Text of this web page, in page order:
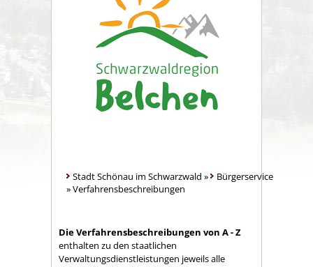
Stadt Schönau im Schwarzwald »
Bürgerservice
»Verfahrensbeschreibungen
Die Verfahrensbeschreibungen von A - Z
enthalten zu den staatlichen
Verwaltungsdienstleistungen jeweils alle